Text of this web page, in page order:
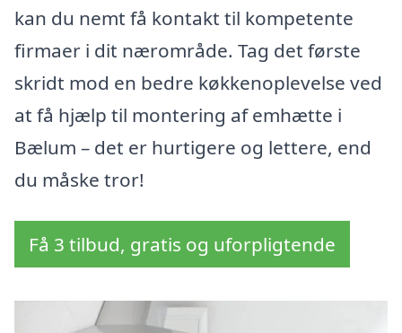
kan du nemt få kontakt til kompetente
firmaer i dit nærområde. Tag det første
skridt mod en bedre køkkenoplevelse ved
at få hjælp til montering af emhætte i
Bælum – det er hurtigere og lettere, end
du måske tror!
Få 3 tilbud, gratis og uforpligtende